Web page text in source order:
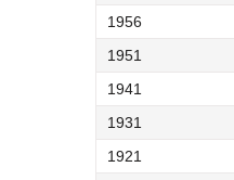
1956
1951
1941
1931
1921